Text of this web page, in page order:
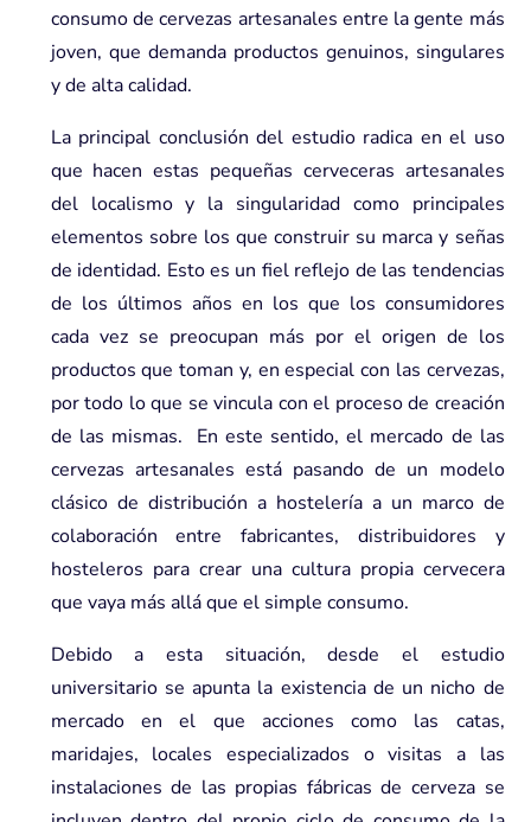
consumo de cervezas artesanales entre la gente más
joven, que demanda productos genuinos, singulares
y de alta calidad.
La principal conclusión del estudio radica en el uso
que hacen estas pequeñas cerveceras artesanales
del localismo y la singularidad como principales
elementos sobre los que construir su marca y señas
de identidad. Esto es un fiel reflejo de las tendencias
de los últimos años en los que los consumidores
cada vez se preocupan más por el origen de los
productos que toman y, en especial con las cervezas,
por todo lo que se vincula con el proceso de creación
de las mismas. En este sentido, el mercado de las
cervezas artesanales está pasando de un modelo
clásico de distribución a hostelería a un marco de
colaboración entre fabricantes, distribuidores y
hosteleros para crear una cultura propia cervecera
que vaya más allá que el simple consumo.
Debido a esta situación, desde el estudio
universitario se apunta la existencia de un nicho de
mercado en el que acciones como las catas,
maridajes, locales especializados o visitas a las
instalaciones de las propias fábricas de cerveza se